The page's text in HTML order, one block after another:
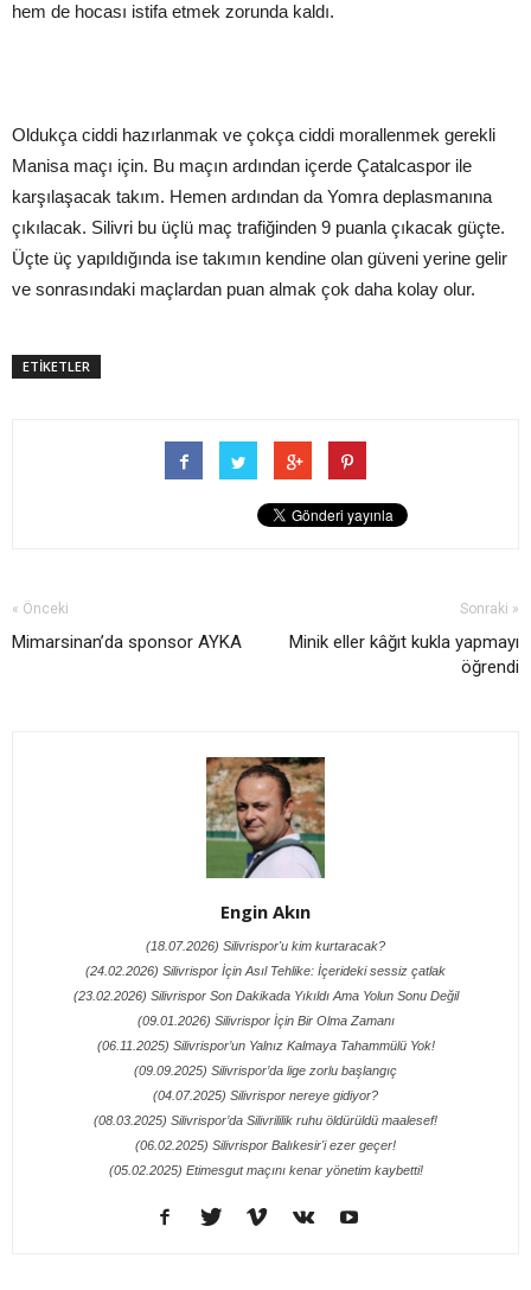
hem de hocası istifa etmek zorunda kaldı.
Oldukça ciddi hazırlanmak ve çokça ciddi morallenmek gerekli
Manisa maçı için. Bu maçın ardından içerde Çatalcaspor ile
karşılaşacak takım. Hemen ardından da Yomra deplasmanına
çıkılacak. Silivri bu üçlü maç trafiğinden 9 puanla çıkacak güçte.
Üçte üç yapıldığında ise takımın kendine olan güveni yerine gelir
ve sonrasındaki maçlardan puan almak çok daha kolay olur.
ETİKETLER
« Önceki
Mimarsinan’da sponsor AYKA
Sonraki »
Minik eller kâğıt kukla yapmayı
öğrendi
Engin Akın
(18.07.2026) Silivrispor'u kim kurtaracak?
(24.02.2026) Silivrispor İçin Asıl Tehlike: İçerideki sessiz çatlak
(23.02.2026) Silivrispor Son Dakikada Yıkıldı Ama Yolun Sonu Değil
(09.01.2026) Silivrispor İçin Bir Olma Zamanı
(06.11.2025) Silivrispor’un Yalnız Kalmaya Tahammülü Yok!
(09.09.2025) Silivrispor’da lige zorlu başlangıç
(04.07.2025) Silivrispor nereye gidiyor?
(08.03.2025) Silivrispor’da Silivrililik ruhu öldürüldü maalesef!
(06.02.2025) Silivrispor Balıkesir'i ezer geçer!
(05.02.2025) Etimesgut maçını kenar yönetim kaybetti!